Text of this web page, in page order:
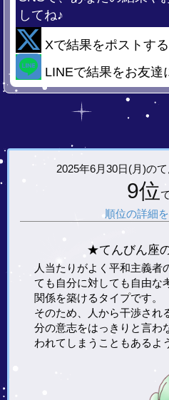
してね♪
Xで結果をポストする
LINEで結果をお友達
2025年6月30日(月)の
9位
順位の詳細
★てんびん座
人当たりがよく平和主義者
ても自分に対しても自由な
関係を築けるタイプです。
そのため、人から干渉され
分の意志をはっきりと言わ
われてしまうこともあるよ